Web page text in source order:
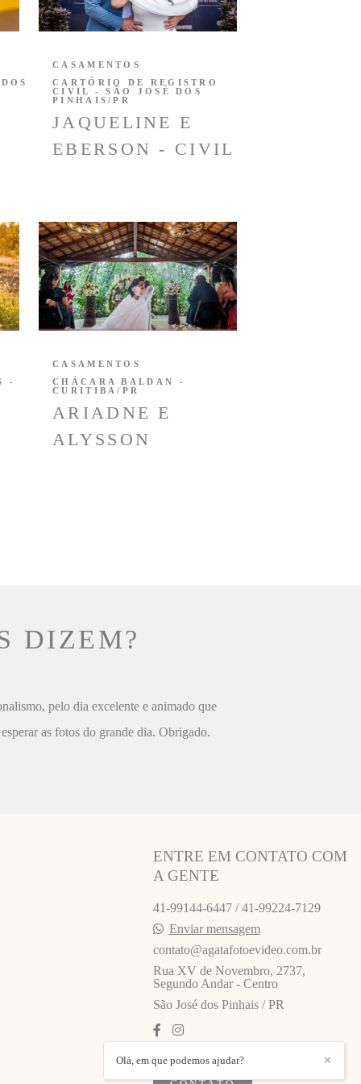
JAQUELINE E
EBERSON - CIVIL
CASAMENTOS
CARTÓRIO DE REGISTRO
CIVIL - SÃO JOSÉ DOS
PINHAIS/PR
-
ARIADNE E
ALYSSON
CASAMENTOS
CHÁCARA BALDAN -
CURITIBA/PR
DIZEM?
pelo dia excelente e animado que
as fotos do grande dia. Obrigado.
ENTRE EM CONTATO COM
A GENTE
41-99144-6447 / 41-99224-7129
Enviar mensagem
contato@agatafotoevideo.com.br
Rua XV de Novembro, 2737,
Segundo Andar - Centro
São José dos Pinhais / PR
✕
Olá, em que podemos ajudar?